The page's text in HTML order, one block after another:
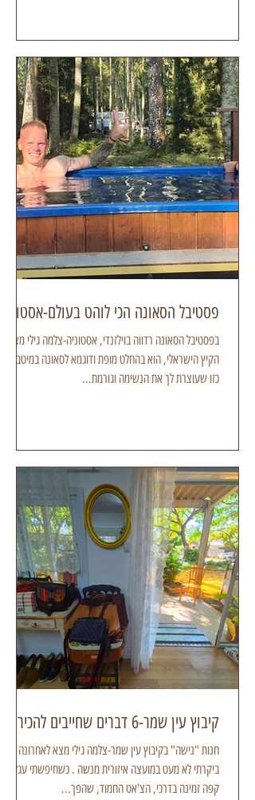
בעיירה הזו בקושי 800 איש, אבל היא זוכה למסה תיירותית
של כמיליון וחצי תיירים בשנה. סינים ודרום קוריאנים הם
מאסת המטיילים פה, אבל כמובן גם כל יתר הדרכונים על פני
הגלובוס הלשטאט אוסטר
פסטיבל הסאונה הכי לוהט בעולם-אסטוניה
בפסטיבל הסאונה רדווה בוילזנדי, אסטוניה-צלמה גילי מצא
הקיץ הישראלי, הוא בהחלט מופת ודוגמא לסאונה במיטבה.
כזו שעוצרת לך את הנשימה וגורמת...
קיבוץ עין שמר-6 דברים שחייבים להכיר
חנות "נישה" בקיבוץ עין שמר-צלמה גילי מצא לאחרונה
ביקרתי לא מעט במועצה איזורית מנשה . כשחיפשתי עגלת
קפה זמינה בדרכי, הצ'אט החמוד, שהפך...